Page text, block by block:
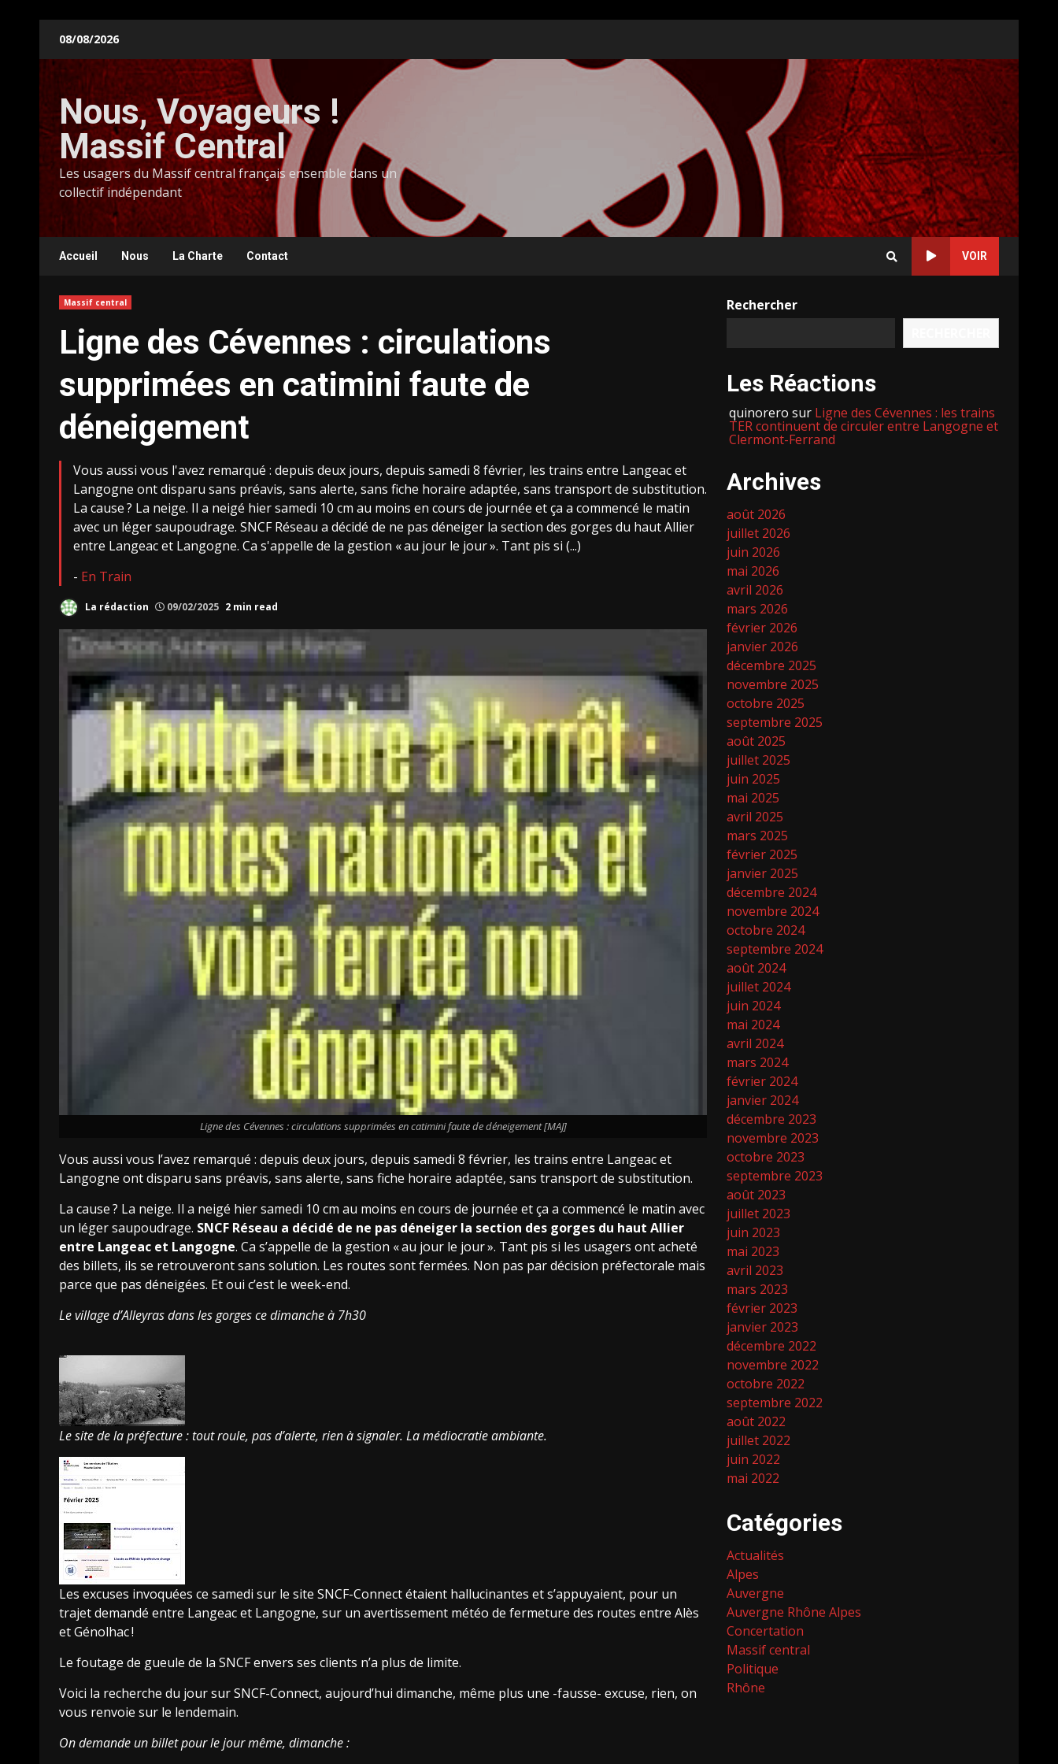
content
08/08/2026
Nous, Voyageurs !
Massif Central
Les usagers du Massif central français ensemble dans un
collectif indépendant
Accueil Nous La Charte Contact VOIR
Massif central
Ligne des Cévennes : circulations
supprimées en catimini faute de
déneigement
Vous aussi vous l'avez remarqué : depuis deux jours, depuis samedi 8 février, les trains entre Langeac et
Langogne ont disparu sans préavis, sans alerte, sans fiche horaire adaptée, sans transport de substitution.
La cause? La neige. Il a neigé hier samedi 10 cm au moins en cours de journée et ça a commencé le matin
avec un léger saupoudrage. SNCFRéseau a décidé de ne pas déneiger la section des gorges du haut Allier
entre Langeac et Langogne. Ca s'appelle de la gestion «au jour le jour». Tant pis si (...)
- En Train
La rédaction 09/02/2025 2 min read
Ligne des Cévennes : circulations supprimées en catimini faute de déneigement [MAJ]
Vous aussi vous l’avez remarqué : depuis deux jours, depuis samedi 8 février, les trains entre Langeac et
Langogne ont disparu sans préavis, sans alerte, sans fiche horaire adaptée, sans transport de substitution.
La cause? La neige. Il a neigé hier samedi 10 cm au moins en cours de journée et ça a commencé le matin avec
un léger saupoudrage. SNCF Réseau a décidé de ne pas déneiger la section des gorges du haut Allier
entre Langeac et Langogne. Ca s’appelle de la gestion «au jour le jour». Tant pis si les usagers ont acheté
des billets, ils se retrouveront sans solution. Les routes sont fermées. Non pas par décision préfectorale mais
parce que pas déneigées. Et oui c’est le week-end.
Le village d’Alleyras dans les gorges ce dimanche à 7h30
Le site de la préfecture : tout roule, pas d’alerte, rien à signaler. La médiocratie ambiante.
Les excuses invoquées ce samedi sur le site SNCF-Connect étaient hallucinantes et s’appuyaient, pour un
trajet demandé entre Langeac et Langogne, sur un avertissement météo de fermeture des routes entre Alès
et Génolhac!
Le foutage de gueule de la SNCFenvers ses clients n’a plus de limite.
Voici la recherche du jour surSNCF-Connect, aujourd’hui dimanche, même plus une -fausse- excuse, rien, on
vous renvoie sur le lendemain.
On demande un billet pour le jour même, dimanche :
Rechercher
Les Réactions
quinorero sur Ligne des Cévennes : les trains
TER continuent de circuler entre Langogne et
Clermont-Ferrand
Archives
août 2026
juillet 2026
juin 2026
mai 2026
avril 2026
mars 2026
février 2026
janvier 2026
décembre 2025
novembre 2025
octobre 2025
septembre 2025
août 2025
juillet 2025
juin 2025
mai 2025
avril 2025
mars 2025
février 2025
janvier 2025
décembre 2024
novembre 2024
octobre 2024
septembre 2024
août 2024
juillet 2024
juin 2024
mai 2024
avril 2024
mars 2024
février 2024
janvier 2024
décembre 2023
novembre 2023
octobre 2023
septembre 2023
août 2023
juillet 2023
juin 2023
mai 2023
avril 2023
mars 2023
février 2023
janvier 2023
décembre 2022
novembre 2022
octobre 2022
septembre 2022
août 2022
juillet 2022
juin 2022
mai 2022
Catégories
Actualités
Alpes
Auvergne
Auvergne Rhône Alpes
Concertation
Massif central
Politique
Rhône